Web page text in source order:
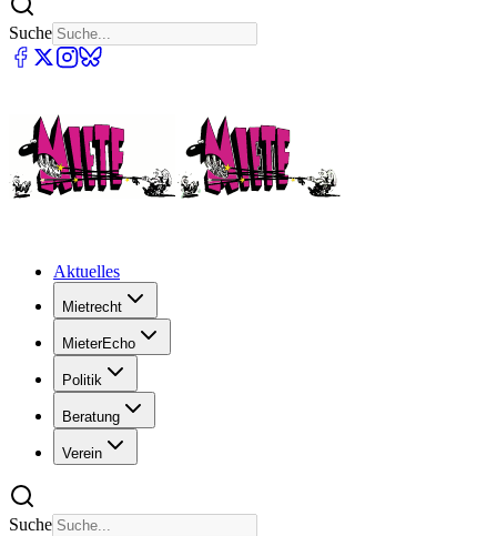
Suche
Aktuelles
Mietrecht
MieterEcho
Politik
Beratung
Verein
Suche